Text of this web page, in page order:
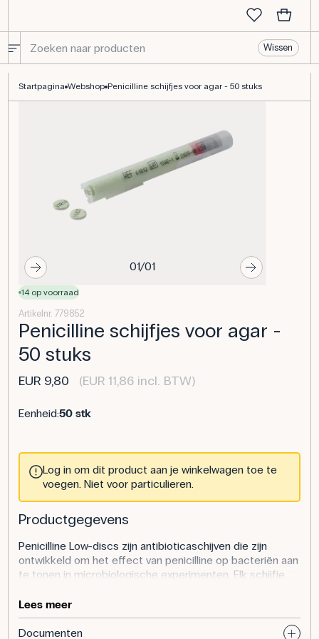
Wissen
Startpagina Webshop Penicilline schijfjes voor agar - 50 stuks
01/01
14 op voorraad
Artikelnr. 779852
Penicilline schijfjes voor agar -
50 stuks
EUR 9,80 (EUR 11,86 incl. BTW)
Eenheid:50 stk
Log in om dit product aan je winkelwagen toe te
voegen. Niet voor particulieren.
Productgegevens
Penicilline Low-discs zijn antibioticaschijven die zijn
ontwikkeld om het effect van penicilline op bacteriën aan
te tonen in microbiologische experimenten. Elk schijfje
ongeveer 0,6 µg, en is ontworpen om op geënte
agarplaten zoals PCA of vleespeptonagar te worden
geplaatst. De schijf wordt lichtjes aangedrukt met een
Lees meer
Documenten